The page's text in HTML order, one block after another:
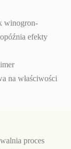
winogron-
efekty
na właściwości
proces